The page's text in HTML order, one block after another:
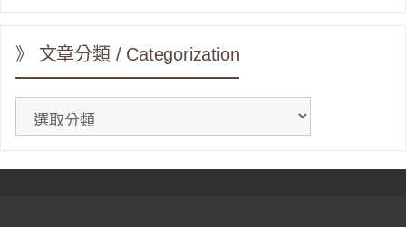
》 文章分類 / Categorization
分